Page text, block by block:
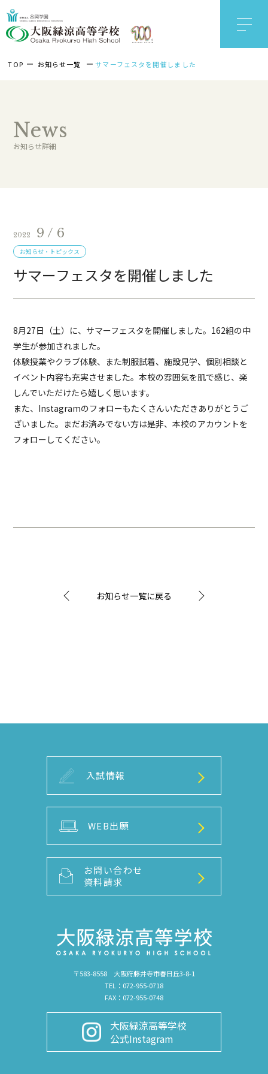
TOP お知らせ一覧 サマーフェスタを開催しました
News
お知らせ詳細
2022 9 / 6
お知らせ・トピックス
サマーフェスタを開催しました
8月27日（土）に、サマーフェスタを開催しました。162組の中
学生が参加されました。
体験授業やクラブ体験、また制服試着、施設見学、個別相談と
イベント内容も充実させました。本校の雰囲気を肌で感じ、楽
しんでいただけたら嬉しく思います。
また、Instagramのフォローもたくさんいただきありがとうご
ざいました。まだお済みでない方は是非、本校のアカウントを
フォローしてください。
お知らせ一覧に戻る
〒583-8558 大阪府藤井寺市春日丘3-8-1
TEL：072-955-0718
FAX：072-955-0748
大阪緑涼高等学校
公式Instagram
入試情報
WEB出願
お問い合わせ
資料請求